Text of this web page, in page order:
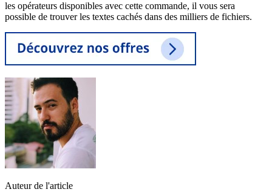
les opérateurs disponibles avec cette commande, il vous sera
possible de trouver les textes cachés dans des milliers de fichiers.
Auteur de l'article